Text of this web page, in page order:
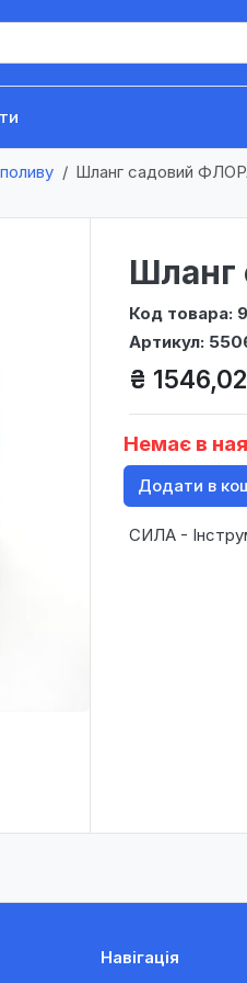
Шланг садовий
Шланг
Код товара:
Артикул:
₴
Немає в
Додати в
СИЛА -
Навігація